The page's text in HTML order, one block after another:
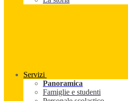
Servizi
Panoramica
Famiglie e studenti